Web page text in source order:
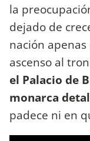
la
dejado de
nación
ascenso al
el Palacio de
monarca
padece ni en